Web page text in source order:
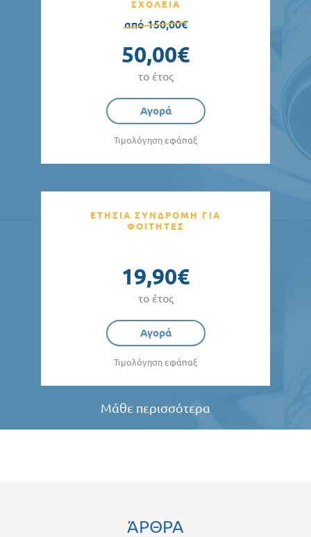
ΣΧΟΛΕΙΑ
από 150,00€
50,00€
το έτος
Αγορά
Τιμολόγηση εφάπαξ
ΕΤΗΣΙΑ ΣΥΝΔΡΟΜΗ ΓΙΑ
ΦΟΙΤΗΤΕΣ
19,90€
το έτος
Αγορά
Τιμολόγηση εφάπαξ
Μάθε περισσότερα
ΆΡΘΡΑ